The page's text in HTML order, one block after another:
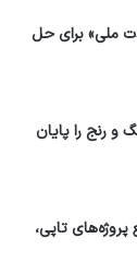
ملی» برای حل
و رنج را پایان
تاپی،